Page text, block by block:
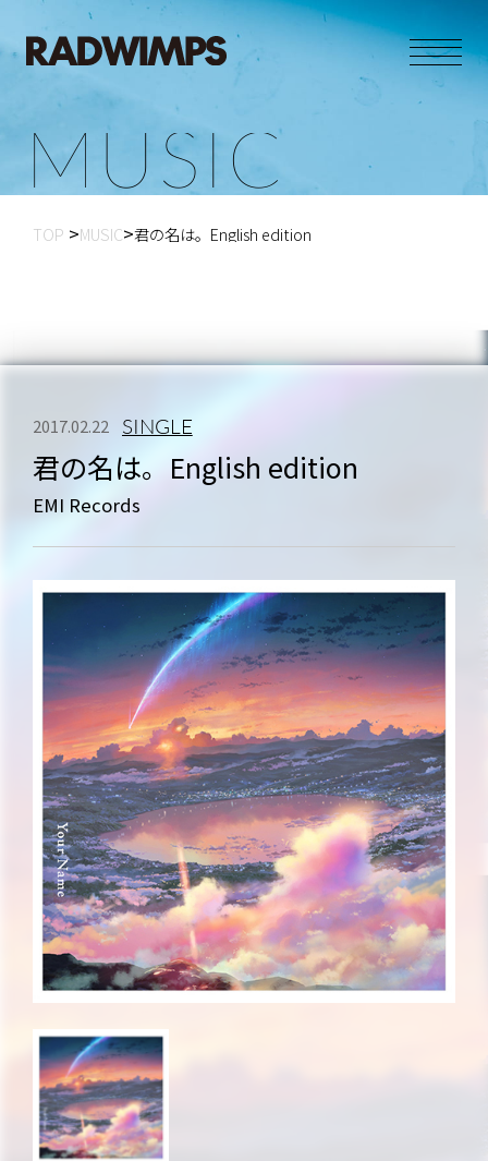
M US C
TOP MUSIC 君の名は。English edition
2017.02.22 SINGLE
君の名は。English edition
EMI Records